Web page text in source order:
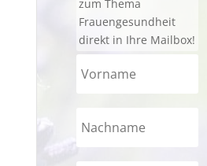
zum Thema
Frauengesundheit
direkt in Ihre Mailbox!